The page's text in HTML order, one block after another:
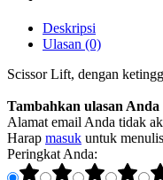
Deskripsi
Ulasan (0)
Scissor Lift, dengan
Tambahkan ulasan Anda
Alamat email Anda tidak
Harap masuk untuk
Peringkat Anda: